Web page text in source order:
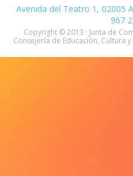
Avenida del Teatro 1, 02005
967
Copyright © 2013 · Junta de
Consejería de Educación, Cultura